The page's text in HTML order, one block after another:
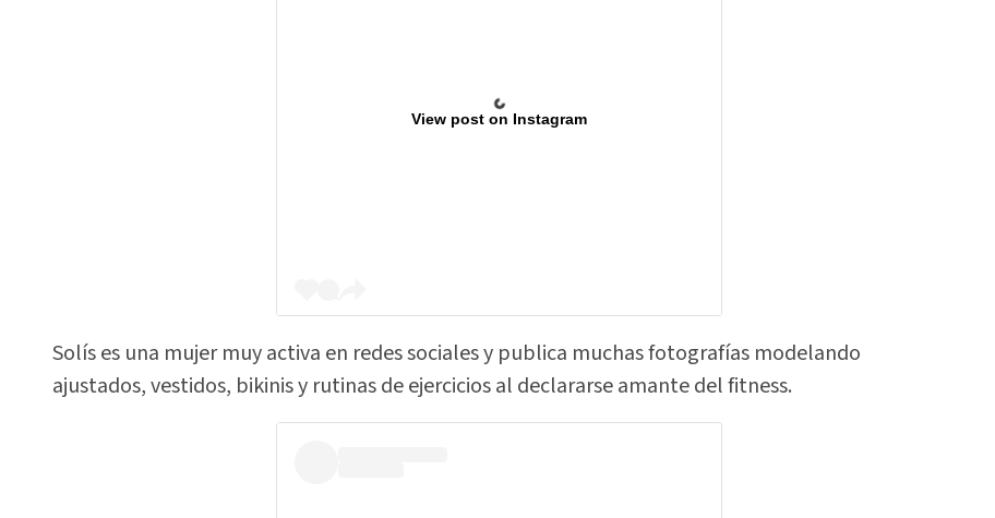
View post on Instagram
Solís es una mujer muy activa en redes sociales y publica muchas fotografías modelando
ajustados, vestidos, bikinis y rutinas de ejercicios al declararse amante del fitness.